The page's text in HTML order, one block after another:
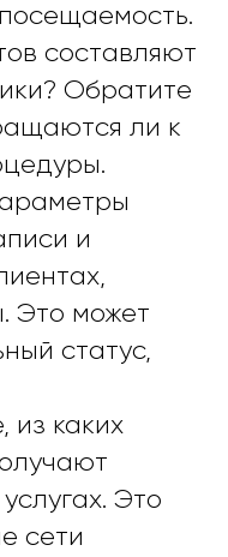
составляют
Обратите
ли к
и
Это может
статус,
из каких
Это
сети